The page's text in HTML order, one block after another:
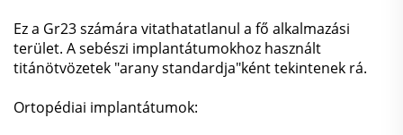
Ez a Gr23 számára vitathatatlanul a fő alkalmazási
terület. A sebészi implantátumokhoz használt
titánötvözetek "arany standardja"ként tekintenek rá.
Ortopédiai implantátumok: